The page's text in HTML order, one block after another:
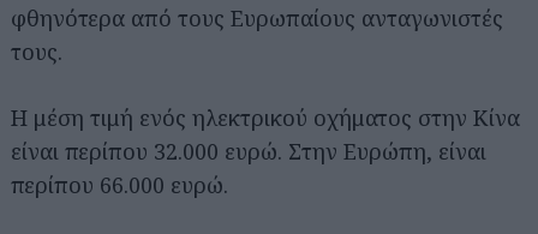
φθηνότερα από τους Ευρωπαίους ανταγωνιστές
τους.
Η μέση τιμή ενός ηλεκτρικού οχήματος στην Κίνα
είναι περίπου 32.000 ευρώ. Στην Ευρώπη, είναι
περίπου 66.000 ευρώ.